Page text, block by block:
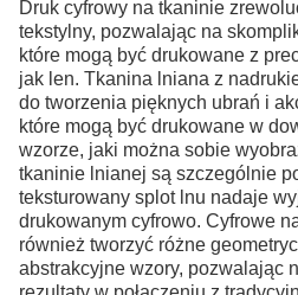
Druk cyfrowy na tkaninie
tekstylny, pozwalając na
które mogą być drukowane z
jak len. Tkanina lniana z
do tworzenia pięknych ubrań i
które mogą być drukowane w
wzorze, jaki można sobie
tkaninie lnianej są szczególnie
teksturowany splot lnu nadaje
drukowanym cyfrowo. Cyfrowe
również tworzyć różne
abstrakcyjne wzory, pozwalając